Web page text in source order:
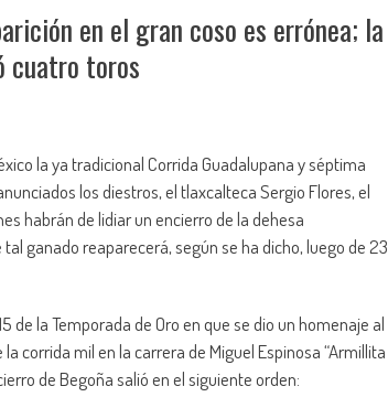
en el gran coso es errónea; la
cuatro toros
la ya tradicional Corrida Guadalupana y séptima
los diestros, el tlaxcalteca Sergio Flores, el
habrán de lidiar un encierro de la dehesa
ganado reaparecerá, según se ha dicho, luego de 23
de la Temporada de Oro en que se dio un homenaje al
corrida mil en la carrera de Miguel Espinosa “Armillita
de Begoña salió en el siguiente orden: